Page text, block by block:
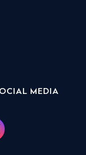
MEDIA